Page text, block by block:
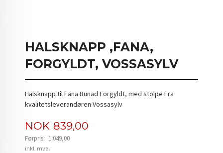
HALSKNAPP ,FANA,
FORGYLDT, VOSSASYLV
Halsknapp til Fana Bunad Forgyldt, med stolpe Fra
kvalitetsleverandøren Vossasylv
Tilbud
NOK 839,00
Førpris: 1 049,00
Rabatt
inkl. mva.